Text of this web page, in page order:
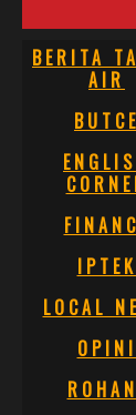
BERITA
AIR
BUTCE
IPTEK
LOCAL
OPINI